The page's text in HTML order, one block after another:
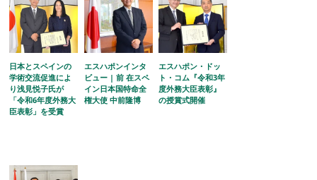
日本とスペインの
学術交流促進によ
り浅見悦子氏が
「令和6年度外務大
臣表彰」を受賞
エスハポンインタ
ビュー | 前 在スペ
イン日本国特命全
権大使 中前隆博
エスハポン・ドッ
ト・コム『令和3年
度外務大臣表彰』
の授賞式開催